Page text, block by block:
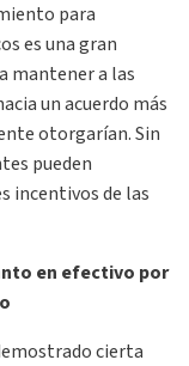
para
es una gran
mantener a las
un acuerdo más
otorgarían. Sin
pueden
incentivos de las
en efectivo por
cierta